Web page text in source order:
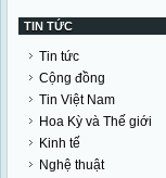
TIN TỨC
Tin tức
Cộng đồng
Tin Việt Nam
Hoa Kỳ và Thế giới
Kinh tế
Nghệ thuật